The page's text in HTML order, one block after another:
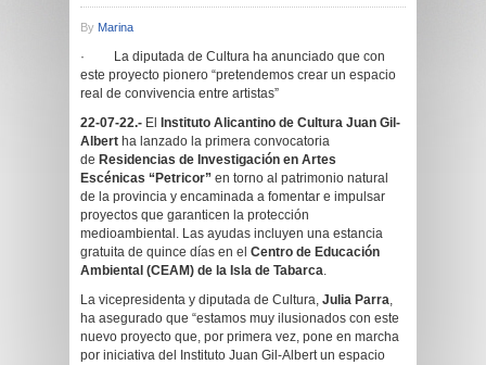
By Marina
· La diputada de Cultura ha anunciado que con
este proyecto pionero “pretendemos crear un espacio
real de convivencia entre artistas”
22-07-22.- El
Instituto Alicantino de Cultura Juan Gil-
Albert ha lanzado la primera convocatoria
de Residencias de Investigación en Artes
Escénicas “Petricor” en torno al patrimonio natural
de la provincia y encaminada a fomentar e impulsar
proyectos que garanticen la protección
medioambiental. Las ayudas incluyen una estancia
gratuita de quince días en el Centro de Educación
Ambiental (CEAM) de la Isla de Tabarca.
La vicepresidenta y diputada de Cultura, Julia Parra,
ha asegurado que “estamos muy ilusionados con este
nuevo proyecto que, por primera vez, pone en marcha
por iniciativa del Instituto Juan Gil-Albert un espacio